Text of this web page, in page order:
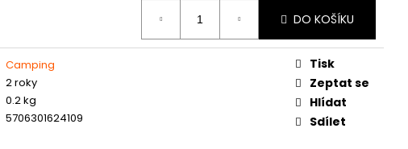
DO KOŠÍKU
Camping
2 roky
0.2 kg
5706301624109
Tisk
Zeptat se
Hlídat
Sdílet